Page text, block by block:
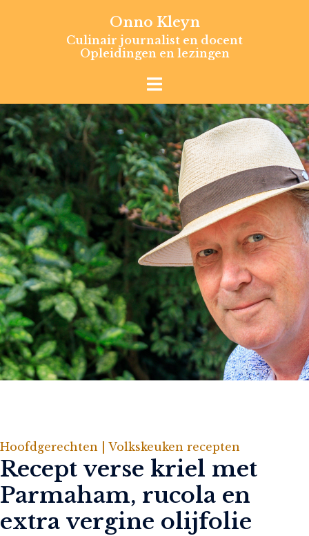
Onno Kleyn
Culinair journalist en docent
Opleidingen en lezingen
Hoofdgerechten | Volkskeuken recepten
Recept verse kriel met
Parmaham, rucola en
extra vergine olijfolie